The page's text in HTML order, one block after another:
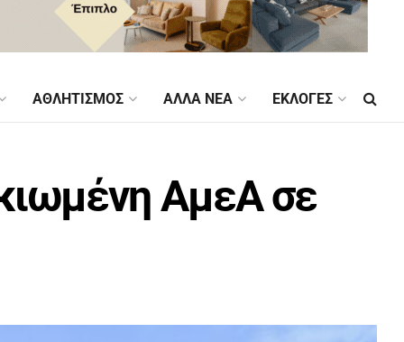
ΑΘΛΗΤΙΣΜΌΣ ΆΛΛΑ ΝΈΑ ΕΚΛΟΓΈΣ
ΑμεΑ σε